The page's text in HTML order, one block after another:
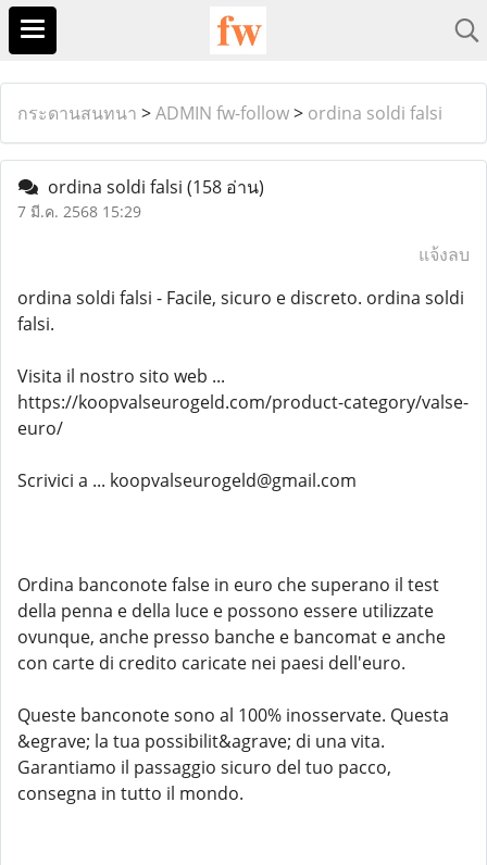
กระดานสนทนา >ADMIN fw-follow> ordina soldi falsi
ordina soldi falsi (158 อ่าน)
7 มี.ค. 2568 15:29
แจ้งลบ
ordina soldi falsi - Facile, sicuro e discreto. ordina soldi
falsi.
Visita il nostro sito web ...
https://koopvalseurogeld.com/product-category/valse-
euro/
Scrivici a ... koopvalseurogeld@gmail.com
Ordina banconote false in euro che superano il test
della penna e della luce e possono essere utilizzate
ovunque, anche presso banche e bancomat e anche
con carte di credito caricate nei paesi dell'euro.
Queste banconote sono al 100% inosservate. Questa
&egrave; la tua possibilit&agrave; di una vita.
Garantiamo il passaggio sicuro del tuo pacco,
consegna in tutto il mondo.